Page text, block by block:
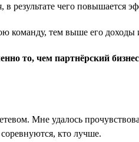
результате чего повышается
команду, тем выше его доходы
то, чем партнёрский
Мне удалось
кто лучше.